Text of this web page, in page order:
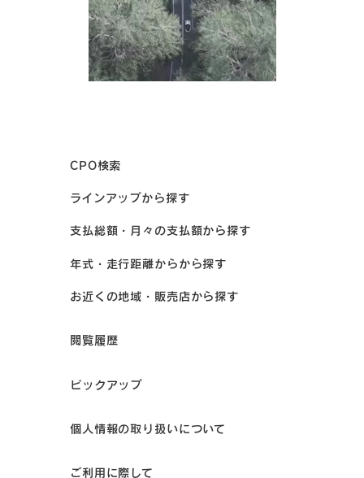
CPO検索
ラインアップから探す
支払総額・月々の支払額から探す
年式・走行距離からから探す
お近くの地域・販売店から探す
閲覧履歴
ピックアップ
個人情報の取り扱いについて
ご利用に際して